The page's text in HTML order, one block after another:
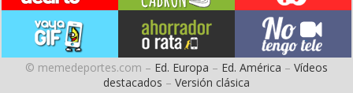
© memedeportes.com – Ed. Europa – Ed. América – Vídeos
destacados – Versión clásica